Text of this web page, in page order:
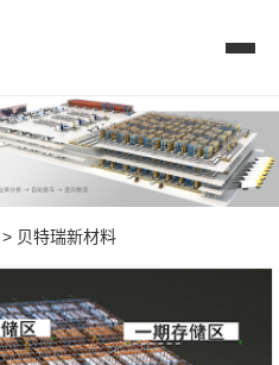
> 贝特瑞新材料